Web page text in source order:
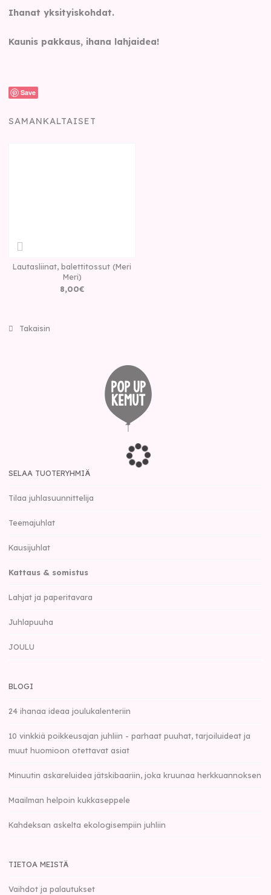
Ihanat yksityiskohdat.
Kaunis pakkaus, ihana lahjaidea!
Save
SAMANKALTAISET
Lautasliinat, balettitossut (Meri
Meri)
8,00€
Takaisin
SELAA TUOTERYHMIÄ
Tilaa juhlasuunnittelija
Teemajuhlat
Kausijuhlat
Kattaus & somistus
Lahjat ja paperitavara
Juhlapuuha
JOULU
BLOGI
24 ihanaa ideaa joulukalenteriin
10 vinkkiä poikkeusajan juhliin - parhaat puuhat, tarjoiluideat ja
muut huomioon otettavat asiat
Minuutin askareluidea jätskibaariin, joka kruunaa herkkuannoksen
Maailman helpoin kukkaseppele
Kahdeksan askelta ekologisempiin juhliin
TIETOA MEISTÄ
Vaihdot ja palautukset